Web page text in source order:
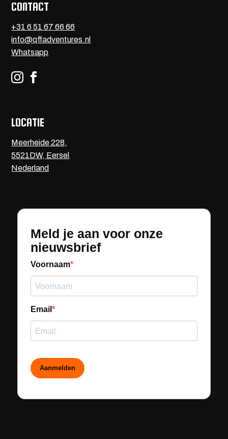
CONTACT
+31 6 51 67 66 66
info@qffadventures.nl
Whatsapp
 
LOCATIE
Meerheide 228,
5521DW, Eersel
Nederland
Meld je aan voor onze
nieuwsbrief
Voornaam
Email
Aanmelden